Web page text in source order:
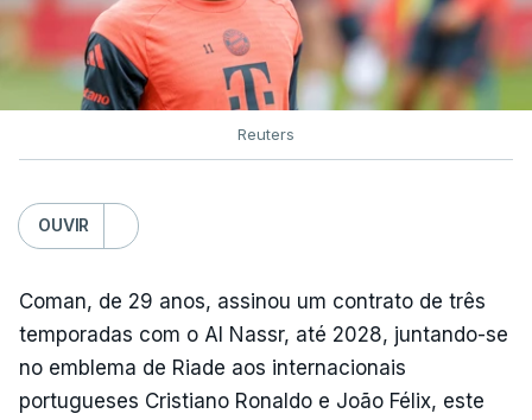
Reuters
OUVIR
Coman, de 29 anos, assinou um contrato de três
temporadas com o Al Nassr, até 2028, juntando-se
no emblema de Riade aos internacionais
portugueses Cristiano Ronaldo e João Félix, este